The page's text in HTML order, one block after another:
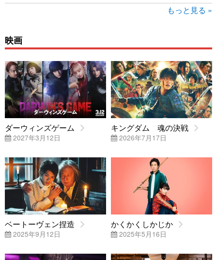
もっと見る »
映画
ダーウィンズゲーム
2027年3月12日
キングダム 魂の決戦
2026年7月17日
ベートーヴェン捏造
2025年9月12日
かくかくしかじか
2025年5月16日